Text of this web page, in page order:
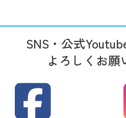
SNS・公式
よろしくお願